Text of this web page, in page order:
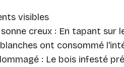
visibles
creux : En tapant sur
ont consommé
: Le bois infesté
pour les technologies de suivi